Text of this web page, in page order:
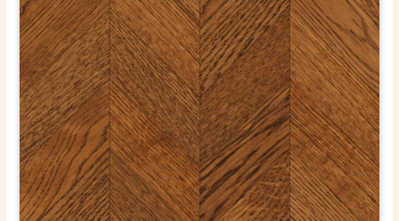
Ваши данные не будут переданы третьим лицам